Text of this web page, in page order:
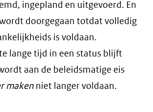
ingepland en uitgevoerd. En
doorgegaan totdat volledig
is voldaan.
lange tijd in een status blijft
aan de beleidsmatige eis
maken niet langer voldaan.